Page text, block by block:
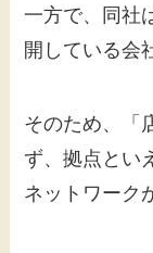
一方で、同社
開している会
そのため、「
ず、拠点とい
ネットワーク